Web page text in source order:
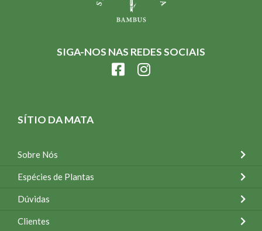
SIGA-NOS NAS REDES SOCIAIS
SÍTIO DA MATA
Sobre Nós
Espécies de Plantas
Dúvidas
Clientes